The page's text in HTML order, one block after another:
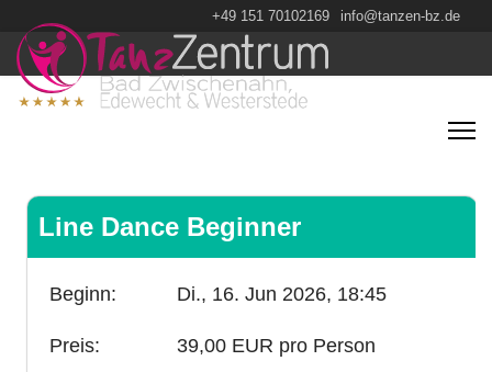
+49 151 70102169 info@tanzen-bz.de
Line Dance Beginner
Beginn: Di., 16. Jun 2026, 18:45
Preis: 39,00 EUR pro Person